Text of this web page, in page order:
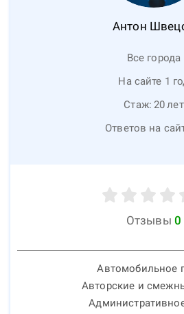
Антон
Все города
На сайте 1
Стаж: 20лет
Ответов на
Отзывы 0
Автомобильное
Авторские и